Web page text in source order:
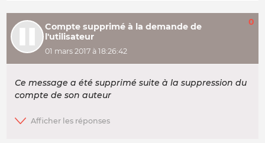
Compte supprimé à la demande de
l'utilisateur
01 mars 2017 à 18:26:42
0
Ce message a été supprimé suite à la suppression du
compte de son auteur